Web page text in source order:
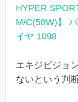
HYPER
M/C(58W)】
イヤ 1098
エキジビジョ
ないという判